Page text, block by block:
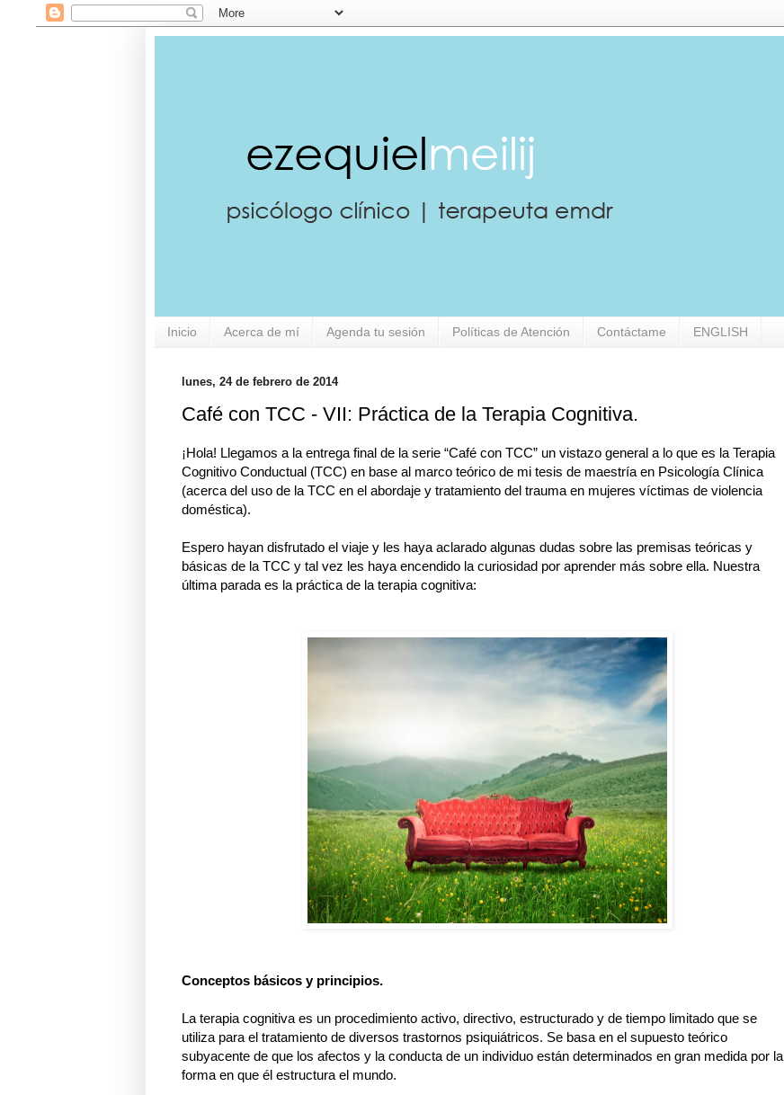
Inicio Acerca de mí Agenda tu sesión Políticas de Atención Contáctame ENGLISH
lunes, 24 de febrero de 2014
Café con TCC - VII: Práctica de la Terapia Cognitiva.
¡Hola! Llegamos a la entrega final de la serie “Café con TCC” un vistazo general a lo que es la Terapia
Cognitivo Conductual (TCC) en base al marco teórico de mi tesis de maestría en Psicología Clínica
(acerca del uso de la TCC en el abordaje y tratamiento del trauma en mujeres víctimas de violencia
doméstica).
Espero hayan disfrutado el viaje y les haya aclarado algunas dudas sobre las premisas teóricas y
básicas de la TCC y tal vez les haya encendido la curiosidad por aprender más sobre ella. Nuestra
última parada es la práctica de la terapia cognitiva:
Conceptos básicos y principios.
La terapia cognitiva es un procedimiento activo, directivo, estructurado y de tiempo limitado que se
utiliza para el tratamiento de diversos trastornos psiquiátricos. Se basa en el supuesto teórico
subyacente de que los afectos y la conducta de un individuo están determinados en gran medida por la
forma en que él estructura el mundo.